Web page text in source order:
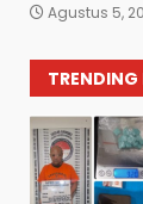
Agustus 5,
TRENDING
1